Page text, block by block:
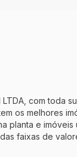
LTDA, com toda
os melhores
planta e imóveis
faixas de